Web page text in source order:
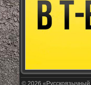
© 2026 «Русскоязычный